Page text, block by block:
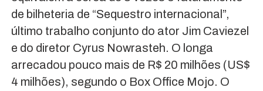
de bilheteria de “Sequestro internacional”,
último trabalho conjunto do ator Jim Caviezel
e do diretor Cyrus Nowrasteh. O longa
arrecadou pouco mais de R$ 20 milhões (US$
4 milhões), segundo o Box Office Mojo. O